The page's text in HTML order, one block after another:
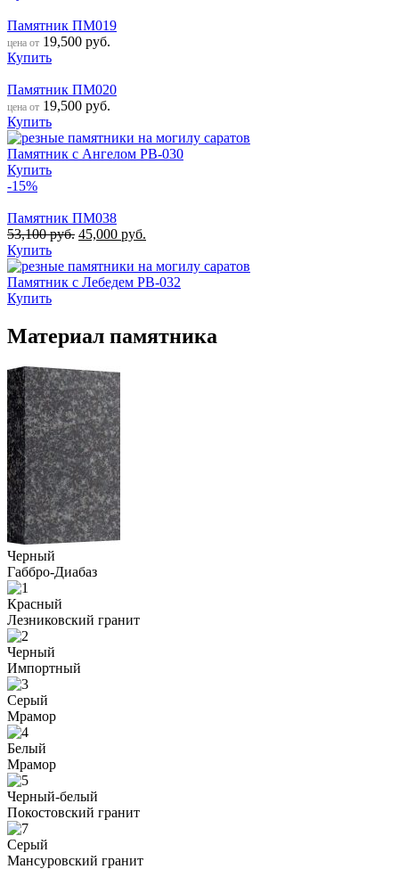
Памятник ПМ019
цена от 19,500 руб.
Купить
Памятник ПМ020
цена от 19,500 руб.
Купить
Памятник с Ангелом РВ-030
Купить
-15%
Памятник ПМ038
53,100руб. 45,000 руб.
Купить
Памятник с Лебедем РВ-032
Купить
Материал памятника
Черный
Габбро-Диабаз
Красный
Лезниковский гранит
Черный
Импортный
Серый
Мрамор
Белый
Мрамор
Черный-белый
Покостовский гранит
Серый
Мансуровский гранит